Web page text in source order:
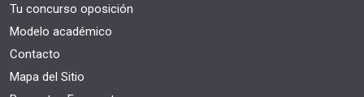
Tu concurso oposición
Modelo académico
Contacto
Mapa del Sitio